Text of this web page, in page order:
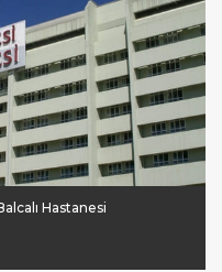
Hastanesi